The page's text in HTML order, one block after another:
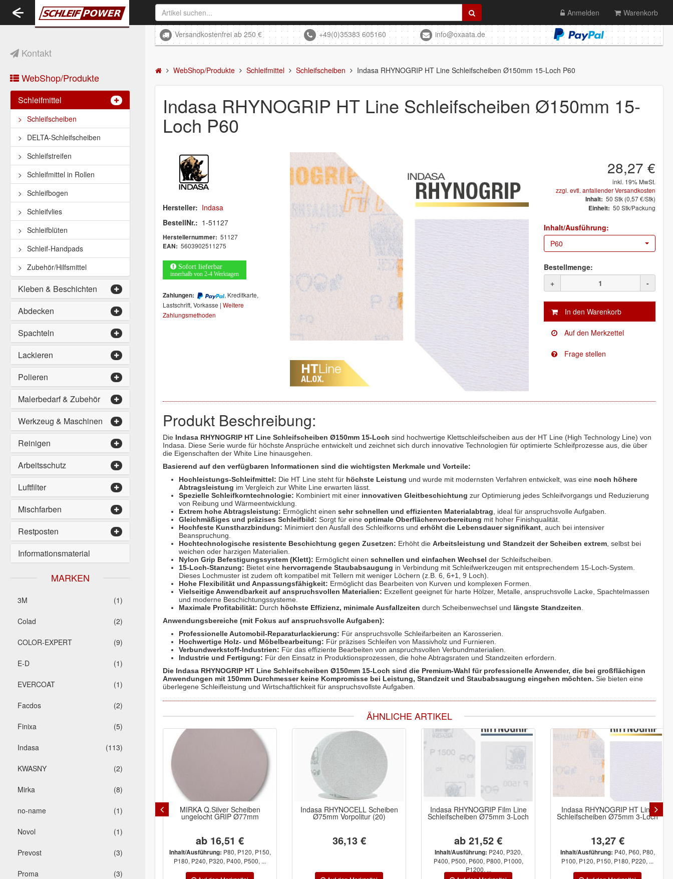
Kontakt
WebShop/Produkte
Schleifmittel
Schleifscheiben
DELTA-Schleifscheiben
Schleifstreifen
Schleifmittel in Rollen
Schleifbogen
Schleifvlies
Schleifblüten
Schleif-Handpads
Zubehör/Hilfsmittel
Kleben & Beschichten
Abdecken
Spachteln
Lackieren
Polieren
Malerbedarf & Zubehör
Werkzeug & Maschinen
Reinigen
Arbeitsschutz
Luftfilter
Mischfarben
Restposten
Informationsmaterial
MARKEN
(1)
3M
(2)
Colad
(9)
COLOR-EXPERT
(1)
E-D
(1)
EVERCOAT
(2)
Facdos
(5)
Finixa
(113)
Indasa
(2)
KWASNY
(8)
Mirka
(1)
no-name
(1)
Novol
(3)
Prevost
(3)
Proma
Toggle
navigation
Anmelden Warenkorb
Versandkostenfrei ab 250 € +49(0)35383 605160 info@oxaata.de
WebShop/Produkte Schleifmittel Schleifscheiben Indasa RHYNOGRIP HT Line Schleifscheiben Ø150mm 15-Loch P60
Indasa RHYNOGRIP HT Line Schleifscheiben Ø150mm 15-
Loch P60
Hersteller: Indasa
BestellNr.: 1-51127
Herstellernummer: 51127
EAN: 5603902511275
Sofort lieferbar
innerhalb von 2-4 Werktagen
Zahlungen:
, Kreditkarte,
Lastschrift, Vorkasse | Weitere
Zahlungsmethoden
28,27 €
inkl. 19% MwSt.
zzgl. evtl. anfallender Versandkosten
Inhalt: 50 Stk (0,57 €/Stk)
Einheit: 50 Stk/Packung
Inhalt/Ausführung:
P60
Bestellmenge:
+
-
Produkt Beschreibung:
Die Indasa RHYNOGRIP HT Line Schleifscheiben Ø150mm 15-Loch sind hochwertige Klettschleifscheiben aus der HT Line (High Technology Line) von
Indasa. Diese Serie wurde für höchste Ansprüche entwickelt und zeichnet sich durch innovative Technologien für optimierte Schleifprozesse aus, die über
die Eigenschaften der White Line hinausgehen.
Basierend auf den verfügbaren Informationen sind die wichtigsten Merkmale und Vorteile:
Hochleistungs-Schleifmittel: Die HT Line steht für höchste Leistung und wurde mit modernsten Verfahren entwickelt, was eine noch höhere
Abtragsleistung im Vergleich zur White Line erwarten lässt.
Spezielle Schleifkorntechnologie: Kombiniert mit einer innovativen Gleitbeschichtung zur Optimierung jedes Schleifvorgangs und Reduzierung
von Reibung und Wärmeentwicklung.
Extrem hohe Abtragsleistung: Ermöglicht einen sehr schnellen und effizienten Materialabtrag , ideal für anspruchsvolle Aufgaben.
Gleichmäßiges und präzises Schleifbild: Sorgt für eine optimale Oberflächenvorbereitung mit hoher Finishqualität.
Hochfeste Kunstharzbindung: Minimiert den Ausfall des Schleifkorns und erhöht die Lebensdauer signifikant , auch bei intensiver
Beanspruchung.
Hochtechnologische resistente Beschichtung gegen Zusetzen: Erhöht die Arbeitsleistung und Standzeit der Scheiben extrem , selbst bei
weichen oder harzigen Materialien.
Nylon Grip Befestigungssystem (Klett): Ermöglicht einen schnellen und einfachen Wechsel der Schleifscheiben.
15-Loch-Stanzung: Bietet eine hervorragende Staubabsaugung in Verbindung mit Schleifwerkzeugen mit entsprechendem 15-Loch-System.
Dieses Lochmuster ist zudem oft kompatibel mit Tellern mit weniger Löchern (z.B. 6, 6+1, 9 Loch).
Hohe Flexibilität und Anpassungsfähigkeit: Ermöglicht das Bearbeiten von Kurven und komplexen Formen.
Vielseitige Anwendbarkeit auf anspruchsvollen Materialien: Exzellent geeignet für harte Hölzer, Metalle, anspruchsvolle Lacke, Spachtelmassen
und moderne Beschichtungssysteme.
Maximale Profitabilität: Durch höchste Effizienz, minimale Ausfallzeiten durch Scheibenwechsel und längste Standzeiten
Anwendungsbereiche (mit Fokus auf anspruchsvolle Aufgaben):
Professionelle Automobil-Reparaturlackierung: Für anspruchsvolle Schleifarbeiten an Karosserien.
Hochwertige Holz- und Möbelbearbeitung: Für präzises Schleifen von Massivholz und Furnieren.
Verbundwerkstoff-Industrien: Für das effiziente Bearbeiten von anspruchsvollen Verbundmaterialien.
Industrie und Fertigung: Für den Einsatz in Produktionsprozessen, die hohe Abtragsraten und Standzeiten erfordern.
Die Indasa RHYNOGRIP HT Line Schleifscheiben Ø150mm 15-Loch sind die Premium-Wahl für professionelle Anwender, die bei großflächigen
Anwendungen mit 150mm Durchmesser keine Kompromisse bei Leistung, Standzeit und Staubabsaugung eingehen möchten. Sie bieten eine
überlegene Schleifleistung und Wirtschaftlichkeit für anspruchsvollste Aufgaben.
ÄHNLICHE ARTIKEL
MIRKA Q.Silver Scheiben
ungelocht GRIP Ø77mm
ab 16,51 €
Inhalt/Ausführung: P80, P120, P150,
P180, P240, P320, P400, P500, ...
Indasa RHYNOCELL Scheiben
Ø75mm Vorpolitur (20)
36,13 €
Indasa RHYNOGRIP Film Line
Schleifscheiben Ø75mm 3-Loch
ab 21,52 €
Inhalt/Ausführung: P240, P320,
P400, P500, P600, P800, P1000,
P1200, ...
Indasa RHYNOGRIP HT Line
Schleifscheiben Ø75mm 3-Loch
13,27 €
Inhalt/Ausführung: P40, P60, P80,
P100, P120, P150, P180, P220, ...